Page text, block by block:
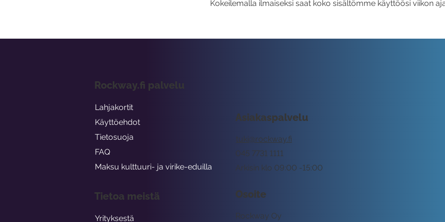
Kokeilemalla ilmaiseksi saat koko sisältömme käyttöösi viikon
Asiakaspalvelu
tuki@rockway.fi
Arkisin klo 09:00 -15:00
045 7731 1111
Osoite
Rockway Oy
Rockway.fi palvelu
Lahjakortit
Käyttöehdot
Tietosuoja
FAQ
Maksu kulttuuri- ja virike-eduilla
Tietoa meistä
Yrityksestä